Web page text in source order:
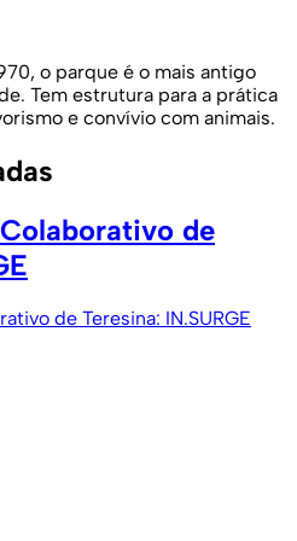
o parque é o mais antigo
Tem estrutura para a prática
e convívio com animais.
de